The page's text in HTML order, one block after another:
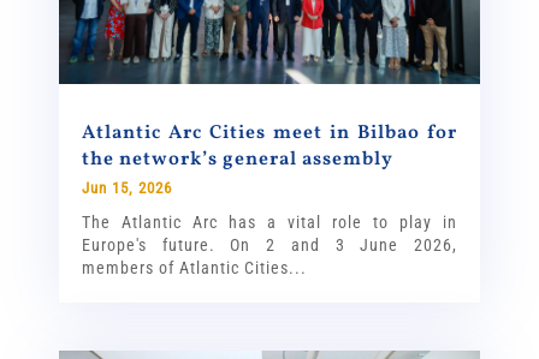
Atlantic Arc Cities meet in Bilbao for
the network’s general assembly
Jun 15, 2026
The Atlantic Arc has a vital role to play in
Europe's future. On 2 and 3 June 2026,
members of Atlantic Cities...